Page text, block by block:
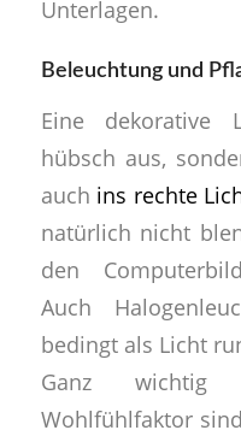
Unterlagen.
Beleuchtung und
Eine dekorative
hübsch aus,
auch ins rechte
natürlich nicht
den
Auch
bedingt als Licht
Ganz
Wohlfühlfaktor